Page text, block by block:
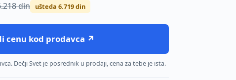
din ušteda 6.719 din
cenu kod prodavca ↗
Dečji Svet je posrednik u prodaji, cena za tebe je ista.